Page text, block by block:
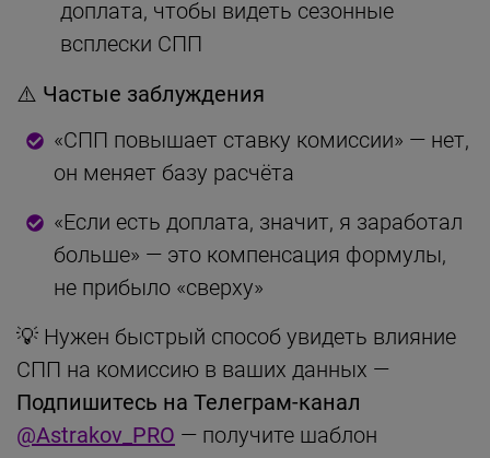
доплата, чтобы видеть сезонные
всплески СПП
⚠️ Частые заблуждения
«СПП повышает ставку комиссии» — нет,
он меняет базу расчёта
«Если есть доплата, значит, я заработал
больше» — это компенсация формулы,
не прибыло «сверху»
💡 Нужен быстрый способ увидеть влияние
СПП на комиссию в ваших данных —
Подпишитесь на Телеграм-канал
@Astrakov_PRO — получите шаблон